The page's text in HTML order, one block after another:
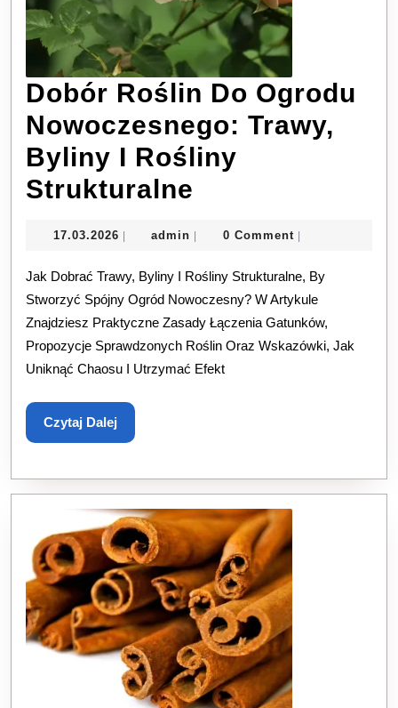
Dobór Roślin Do Ogrodu
Nowoczesnego: Trawy,
Byliny I Rośliny
Strukturalne
Do
Ogrodu
Trawy,
Byliny
Strukturalne
17.03.2026 17.03.2026
admin admin0 Comment
Jak Dobrać Trawy, Byliny I Rośliny Strukturalne, By
Stworzyć Spójny Ogród Nowoczesny? W Artykule
Znajdziesz Praktyczne Zasady Łączenia Gatunków,
Propozycje Sprawdzonych Roślin Oraz Wskazówki, Jak
Uniknąć Chaosu I Utrzymać Efekt
Czytaj DalejCzytaj
Dalej